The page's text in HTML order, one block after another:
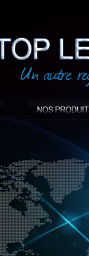
led world
led
led
led
français
LED.
top led world, top
edf, lumière,